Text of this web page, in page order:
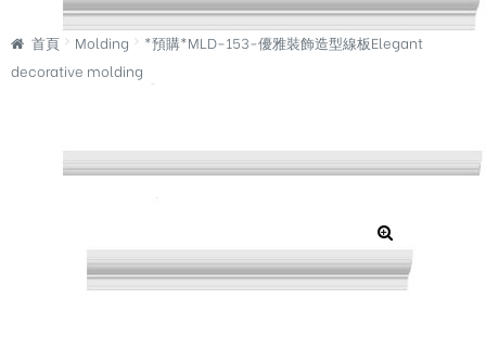
首頁 Molding
*預購*MLD-153-優雅裝飾造型線板Elegant
decorative molding